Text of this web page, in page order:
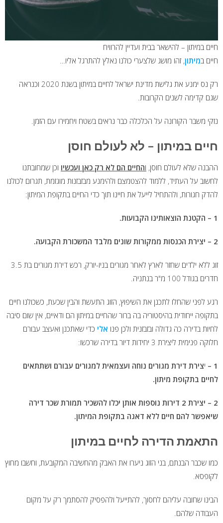
חיים במיתון – להישאר בבית ועדיין להרוויח
חיים במיתון, זהו מושג שלצערי כולנו נאלץ להתרגל אליו…
רק נס ימנע את גלישת מדינת ישראל לחיים במיתון בשנת 2020 וכנראה
שגם קדימה לשנים הקרובות.
נזקי משבר הקורונה על הכלכלה כבר נראים בשטח ויחמירו עם הזמן.
חיים במיתון – לא לעולם חוסן
ההבנה שלא לעולם חוסן, והחיים הם לא רק כאן ועכשיו וכן שמחובתנו
לחשוב על העתיד, ללמוד להצטמצם ולהימנע מבזבזנות מוגזמת, תגרום לכולנו
להדק חגורות, ולהתחיל לייעל את חיינו תוך כדי החיים בתקופת המיתון:
1 – הקטנת הוצאותינו הקבועות.
2 – יצירת הכנסות ממקורות שונים מלבד המשכורת הקבועה.
זוג ללא ילדים שחזר לארץ לאחר מגורים בניו-יורק, רכש דירת מגורים בת 3.5
חדרים בגודל 100 מ"ר בנתניה.
רגע לפני שהחלו לתכנן את השיפוץ, הזוג התעשת והבין שכעת, כשכולנו חיים
בתקופה ייחודית בהיסטוריה בה ברור שהחיים במיתון הם ודאיים, אין שום סיבה
לחיות בדירה כה גדולה ובזבזנית ולכן פנו אלי כדי שאתכנן ואעצב עבורם
חלוקה פנימית ליצירת 3 יחידות דיור בדירה שרכשו:
1 – יצירת דירת מגורים נוחה ועצמאית למגורים עבורם ושתתאים
לחיים בתקופת מיתון.
2 – יצירת 2 דירות נוספות אותן יכלו להשכיר תמורת שכר דירה
שיאפשר להם חיים ללא דאגה בתקופת המיתון.
התאמת הדירה לחיים במיתון
כמו שכבר הבנתם, בני הזוג ניערו את האבק מהחשיבה המקובעת, וחשבו מחוץ
לקופסא.
הבינו שחובה עליהם לחסוך, להתייעל ולהפסיק להסתמך רק על מקום
העבודה שלהם.